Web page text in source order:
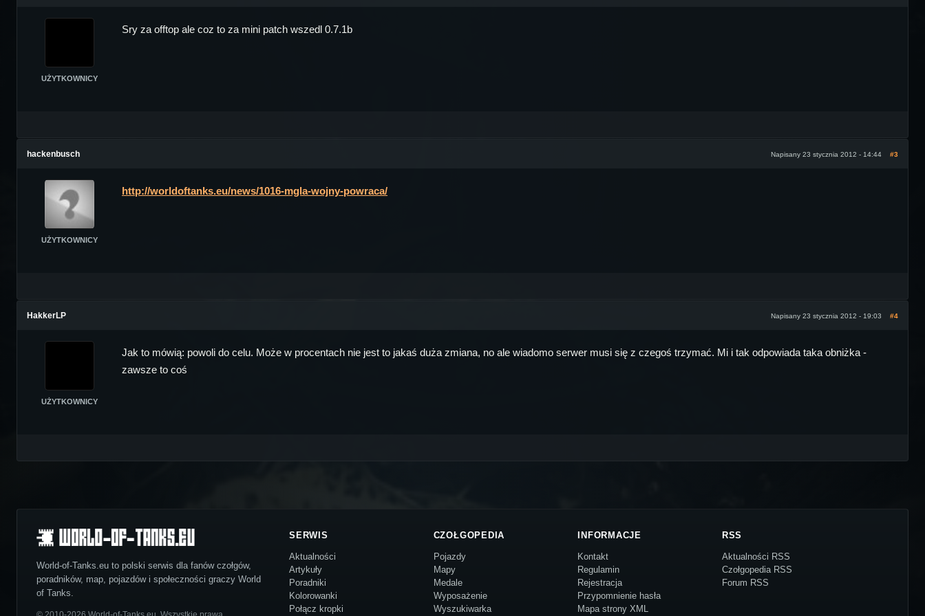
UŻYTKOWNICY
Sry za offtop ale coz to za mini patch wszedl 0.7.1b
hackenbusch Napisany 23 stycznia 2012 - 14:44 #3
UŻYTKOWNICY
http://worldoftanks.eu/news/1016-mgla-wojny-powraca/
HakkerLP Napisany 23 stycznia 2012 - 19:03 #4
UŻYTKOWNICY
Jak to mówią: powoli do celu. Może w procentach nie jest to jakaś duża zmiana, no ale wiadomo serwer musi się z czegoś trzymać. Mi i tak odpowiada taka obniżka -
zawsze to coś
World-of-Tanks.eu to polski serwis dla fanów czołgów,
poradników, map, pojazdów i społeczności graczy World
of Tanks.
SERWIS
Aktualności
Artykuły
Poradniki
Kolorowanki
Połącz kropki
CZOŁGOPEDIA
Pojazdy
Mapy
Medale
Wyposażenie
Wyszukiwarka
INFORMACJE
Kontakt
Regulamin
Rejestracja
Przypomnienie hasła
Mapa strony XML
RSS
Aktualności RSS
Czołgopedia RSS
Forum RSS